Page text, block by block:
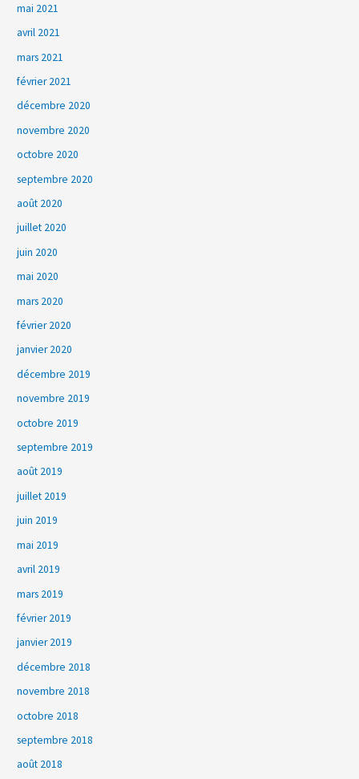
mai 2021
avril 2021
mars 2021
février 2021
décembre 2020
novembre 2020
octobre 2020
septembre 2020
août 2020
juillet 2020
juin 2020
mai 2020
mars 2020
février 2020
janvier 2020
décembre 2019
novembre 2019
octobre 2019
septembre 2019
août 2019
juillet 2019
juin 2019
mai 2019
avril 2019
mars 2019
février 2019
janvier 2019
décembre 2018
novembre 2018
octobre 2018
septembre 2018
août 2018